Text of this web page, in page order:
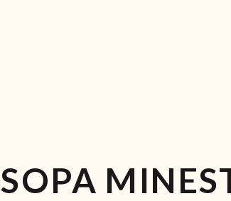
SOPA